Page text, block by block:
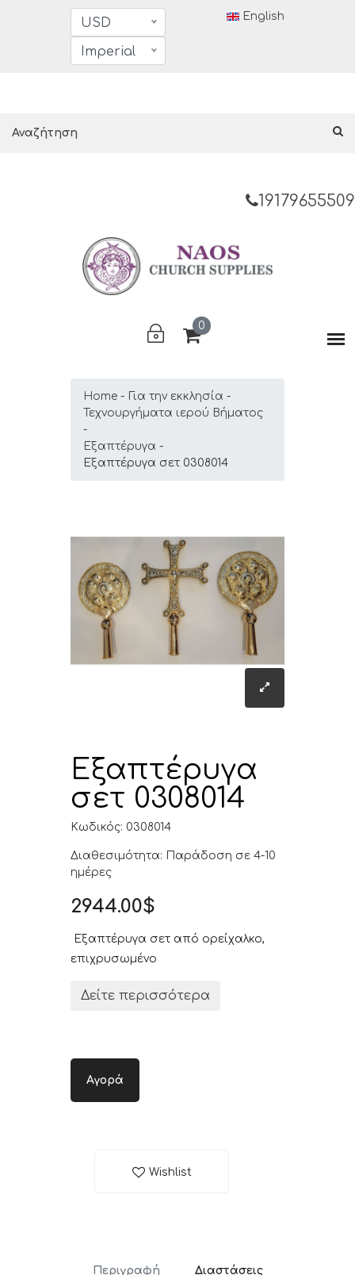
USD
Imperial
English
19179655509
0
Home
Για την εκκλησία
Τεχνουργήματα ιερού Βήματος
Εξαπτέρυγα
Εξαπτέρυγα σετ 0308014
Εξαπτέρυγα
σετ 0308014
Κωδικός: 0308014
Διαθεσιμότητα: Παράδοση σε 4-10
ημέρες
2944.00$
Εξαπτέρυγα σετ από ορείχαλκο,
επιχρυσωμένο
Δείτε περισσότερα
Αγορά
Wishlist
Περιγραφή Διαστάσεις